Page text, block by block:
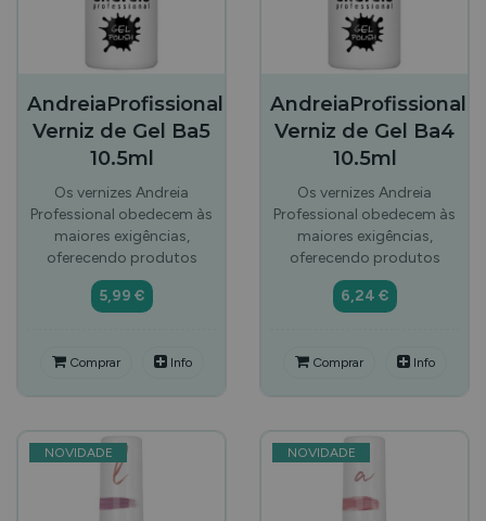
AndreiaProfissional
Verniz de Gel Ba5
10.5ml
Os vernizes Andreia
Professional obedecem às
maiores exigências,
oferecendo produtos
5,99 €
Comprar Info
AndreiaProfissional
Verniz de Gel Ba4
10.5ml
Os vernizes Andreia
Professional obedecem às
maiores exigências,
oferecendo produtos
6,24 €
Comprar Info
NOVIDADE NOVIDADE